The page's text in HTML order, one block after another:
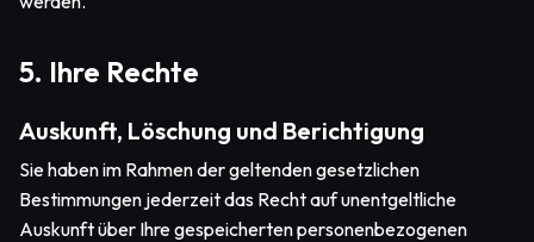
5. Ihre Rechte
Auskunft, Löschung und Berichtigung
Sie haben im Rahmen der geltenden gesetzlichen
Bestimmungen jederzeit das Recht auf unentgeltliche
Auskunft über Ihre gespeicherten personenbezogenen